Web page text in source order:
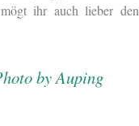
ihr auch lieber den